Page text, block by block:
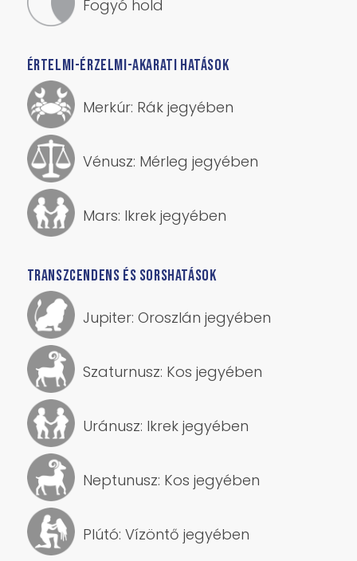
ÉRTELMI-ÉRZELMI-AKARATI HATÁSOK
Merkúr: Rák jegyében
Vénusz: Mérleg jegyében
Mars: Ikrek jegyében
TRANSZCENDENS ÉS SORSHATÁSOK
Jupiter: Oroszlán jegyében
Szaturnusz: Kos jegyében
Uránusz: Ikrek jegyében
Neptunusz: Kos jegyében
Plútó: Vízöntő jegyében
KATEGÓRIÁK